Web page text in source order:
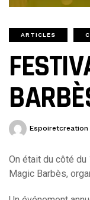
ARTICLES
Espoiretcreation
On était du côté
Magic Barbès,